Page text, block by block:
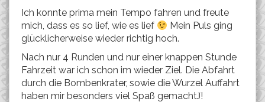
Ich konnte prima mein Tempo fahren und freute
mich, dass es so lief, wie es lief
Mein Puls ging
glücklicherweise wieder richtig hoch.
Nach nur 4 Runden und nur einer knappen Stunde
Fahrzeit war ich schon im wieder Ziel. Die Abfahrt
durch die Bombenkrater, sowie die Wurzel Auffahrt
haben mir besonders viel Spaß gemachtJ!